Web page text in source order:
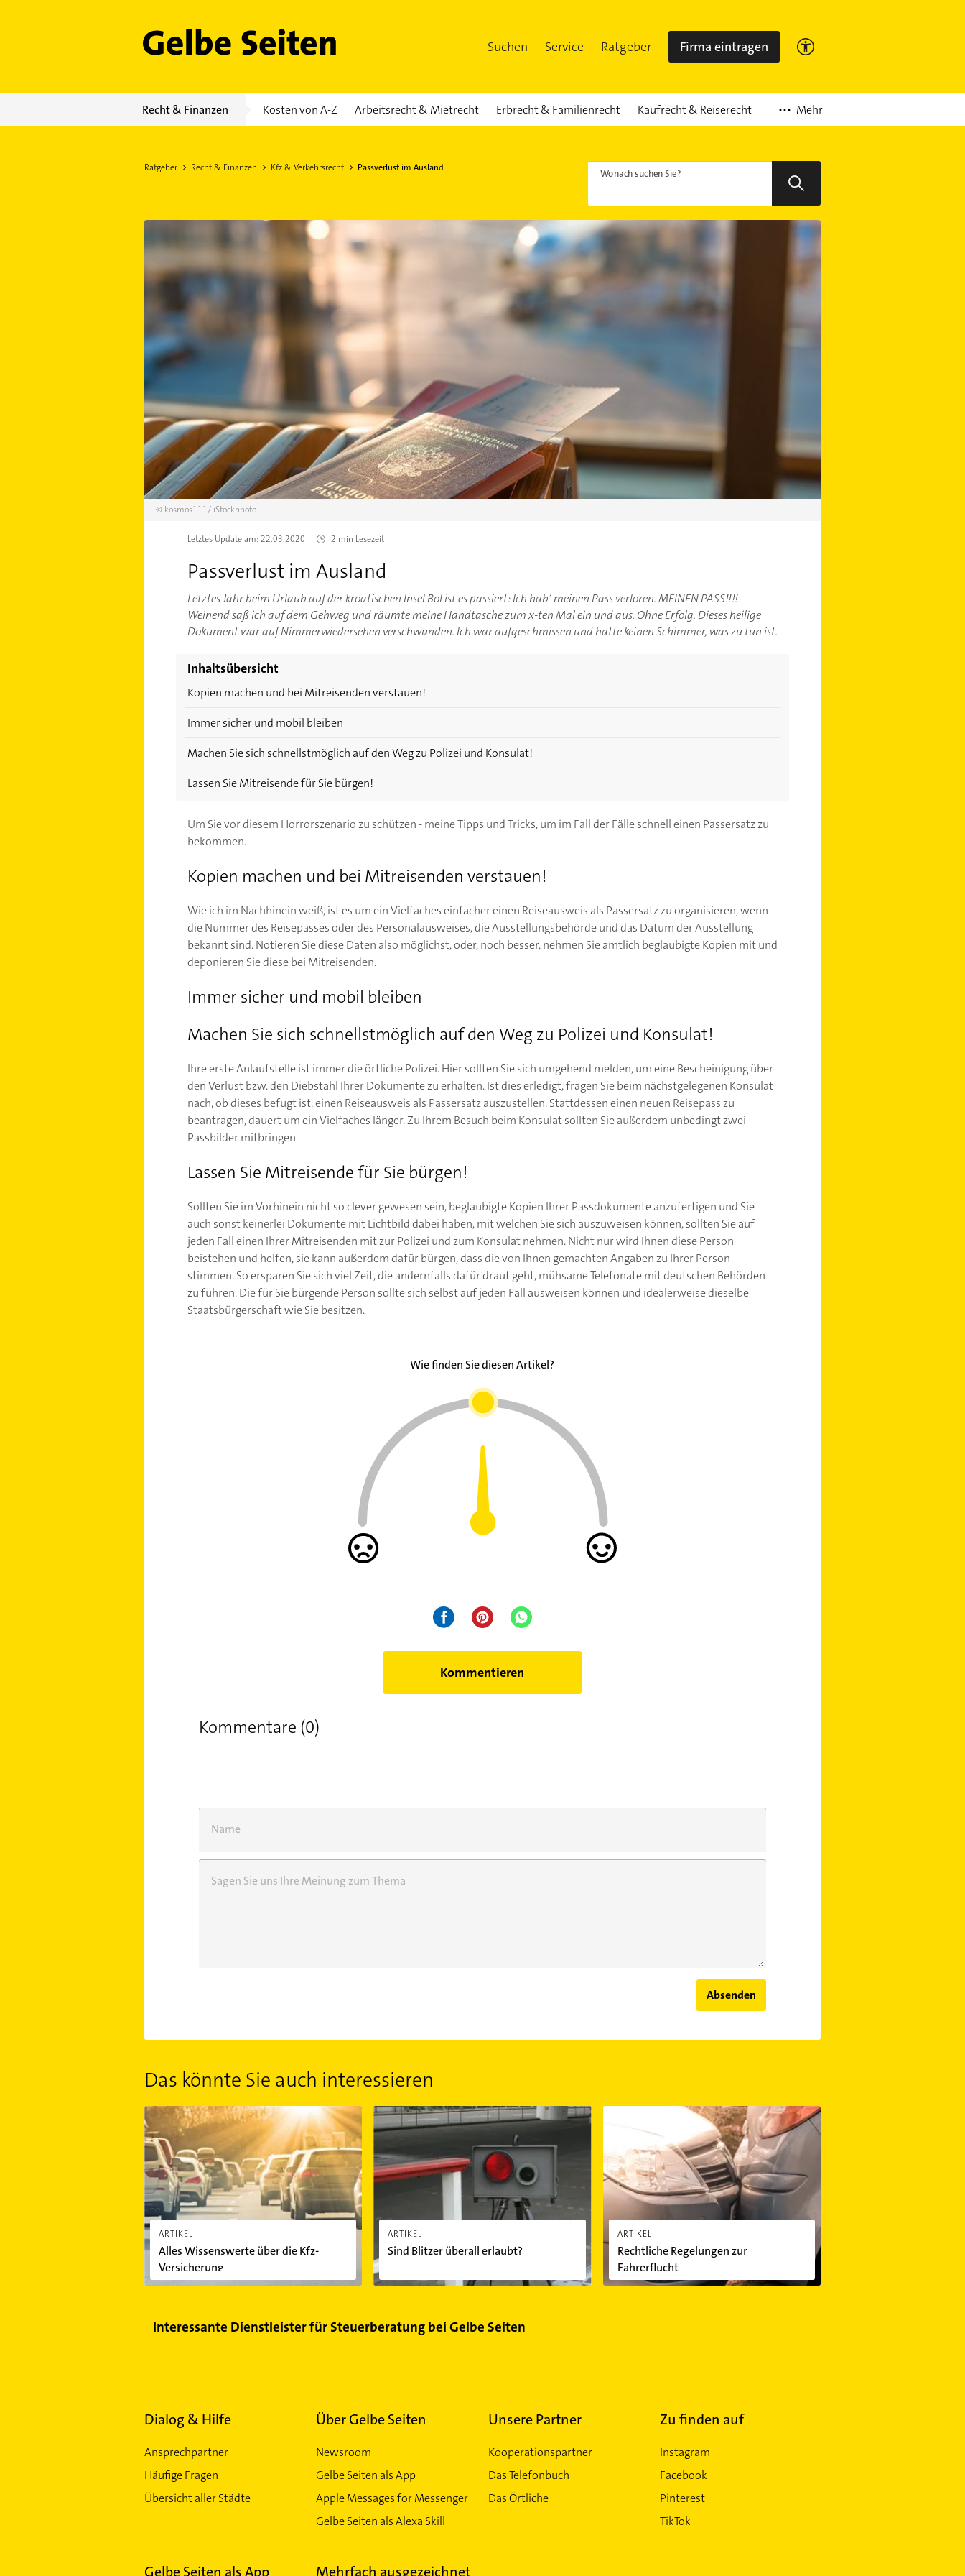
Gelbe Seiten Suchen Service Ratgeber Firma eintragen
Recht & Finanzen Kosten von A-Z Arbeitsrecht & Mietrecht Erbrecht & Familienrecht Kaufrecht & Reiserecht Mehr
Ratgeber Recht & Finanzen Kfz & Verkehrsrecht Passverlust im Ausland Wonach suchen Sie?
© kosmos111/ iStockphoto
Letztes Update am:22.03.2020 2 min Lesezeit
Passverlust im Ausland
Letztes Jahr beim Urlaub auf der kroatischen Insel Bol ist es passiert: Ich hab’ meinen Pass verloren. MEINEN PASS!!!!
Weinend saß ich auf dem Gehweg und räumte meine Handtasche zum x-ten Mal ein und aus. Ohne Erfolg. Dieses heilige
Dokument war auf Nimmerwiedersehen verschwunden. Ich war aufgeschmissen und hatte keinen Schimmer, was zu tun ist.
Inhaltsübersicht
Kopien machen und bei Mitreisenden verstauen!
Immer sicher und mobil bleiben
Machen Sie sich schnellstmöglich auf den Weg zu Polizei und Konsulat!
Lassen Sie Mitreisende für Sie bürgen!
Um Sie vor diesem Horrorszenario zu schützen - meine Tipps und Tricks, um im Fall der Fälle schnell einen Passersatz zu
bekommen.
Kopien machen und bei Mitreisenden verstauen!
Wie ich im Nachhinein weiß, ist es um ein Vielfaches einfacher einen Reiseausweis als Passersatz zu organisieren, wenn
die Nummer des Reisepasses oder des Personalausweises, die Ausstellungsbehörde und das Datum der Ausstellung
bekannt sind. Notieren Sie diese Daten also möglichst, oder, noch besser, nehmen Sie amtlich beglaubigte Kopien mit und
deponieren Sie diese bei Mitreisenden.
Immer sicher und mobil bleiben
Machen Sie sich schnellstmöglich auf den Weg zu Polizei und Konsulat!
Ihre erste Anlaufstelle ist immer die örtliche Polizei. Hier sollten Sie sich umgehend melden, um eine Bescheinigung über
den Verlust bzw. den Diebstahl Ihrer Dokumente zu erhalten. Ist dies erledigt, fragen Sie beim nächstgelegenen Konsulat
nach, ob dieses befugt ist, einen Reiseausweis als Passersatz auszustellen. Stattdessen einen neuen Reisepass zu
beantragen, dauert um ein Vielfaches länger. Zu Ihrem Besuch beim Konsulat sollten Sie außerdem unbedingt zwei
Passbilder mitbringen.
Lassen Sie Mitreisende für Sie bürgen!
Sollten Sie im Vorhinein nicht so clever gewesen sein, beglaubigte Kopien Ihrer Passdokumente anzufertigen und Sie
auch sonst keinerlei Dokumente mit Lichtbild dabei haben, mit welchen Sie sich auszuweisen können, sollten Sie auf
jeden Fall einen Ihrer Mitreisenden mit zur Polizei und zum Konsulat nehmen. Nicht nur wird Ihnen diese Person
beistehen und helfen, sie kann außerdem dafür bürgen, dass die von Ihnen gemachten Angaben zu Ihrer Person
stimmen. So ersparen Sie sich viel Zeit, die andernfalls dafür drauf geht, mühsame Telefonate mit deutschen Behörden
zu führen. Die für Sie bürgende Person sollte sich selbst auf jeden Fall ausweisen können und idealerweise dieselbe
Staatsbürgerschaft wie Sie besitzen.
Wie finden Sie diesen Artikel?
Kommentieren
Kommentare (0)
Name
Sagen Sie uns Ihre Meinung zum Thema
Absenden
Das könnte Sie auch interessieren
ARTIKEL
Alles Wissenswerte über die Kfz-
Versicherung
Alles Wissenswerte über die Kfz-Versicherung
ARTIKEL
Sind Blitzer überall erlaubt?
Sind Blitzer überall erlaubt?
ARTIKEL
Rechtliche Regelungen zur
Fahrerflucht
Rechtliche Regelungen zur Fahrerflucht
Interessante Dienstleister für Steuerberatung bei Gelbe Seiten
Dialog & Hilfe
Ansprechpartner
Häufige Fragen
Übersicht aller Städte
Über Gelbe Seiten
Newsroom
Gelbe Seiten als App
Apple Messages for Messenger
Gelbe Seiten als Alexa Skill
Unsere Partner
Kooperationspartner
Das Telefonbuch
Das Örtliche
Zu finden auf
Instagram
Facebook
Pinterest
TikTok
Gelbe Seiten als App Mehrfach ausgezeichnet